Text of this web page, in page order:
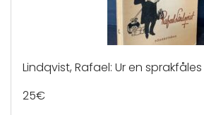
Lindqvist, Rafael: Ur en
25€